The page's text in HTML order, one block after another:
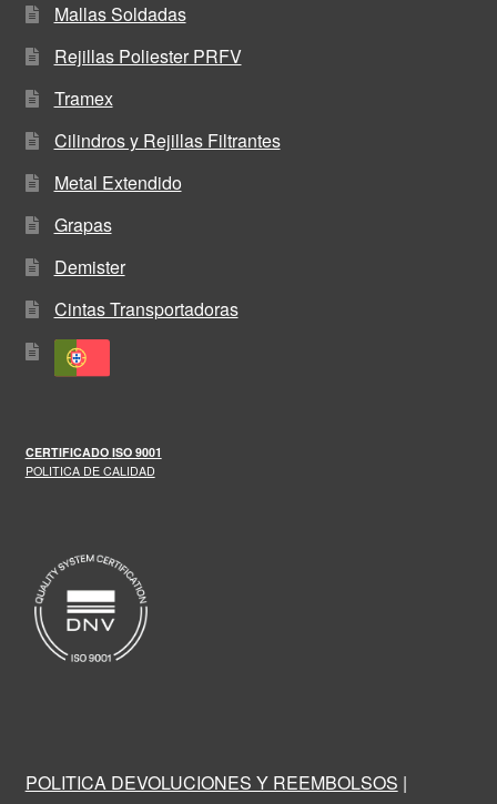
Mallas Soldadas
Rejillas Poliester PRFV
Tramex
Cilindros y Rejillas Filtrantes
Metal Extendido
Grapas
Demister
Cintas Transportadoras
CERTIFICADO ISO 9001
POLITICA DE CALIDAD
POLITICA DEVOLUCIONES Y REEMBOLSOS |